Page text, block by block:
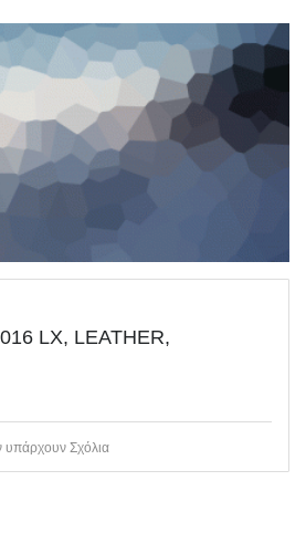
LX, LEATHER,
υπάρχουν Σχόλια